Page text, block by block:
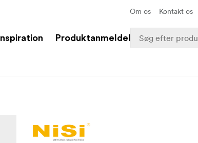
Om os Kontakt os
Inspiration Produktanmeldelser